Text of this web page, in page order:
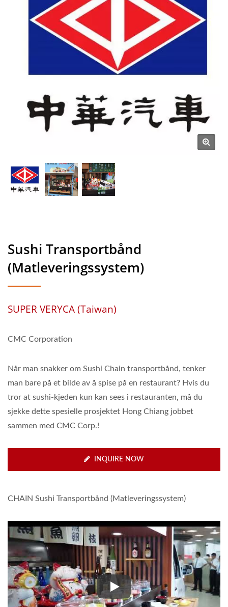
Sushi Transportbånd
(matleveringssystem)
SUPER VERYCA (Taiwan)
CMC Corporation
Når man snakker om Sushi Chain transportbånd, tenker
man bare på et bilde av å spise på en restaurant? Hvis du
tror at sushi-kjeden kun kan sees i restauranten, må du
sjekke dette spesielle prosjektet Hong Chiang jobbet
sammen med CMC Corp.!
INQUIRE NOW
CHAIN Sushi Transportbånd (Matleveringssystem)
CHAIN Sushi Transportbånd